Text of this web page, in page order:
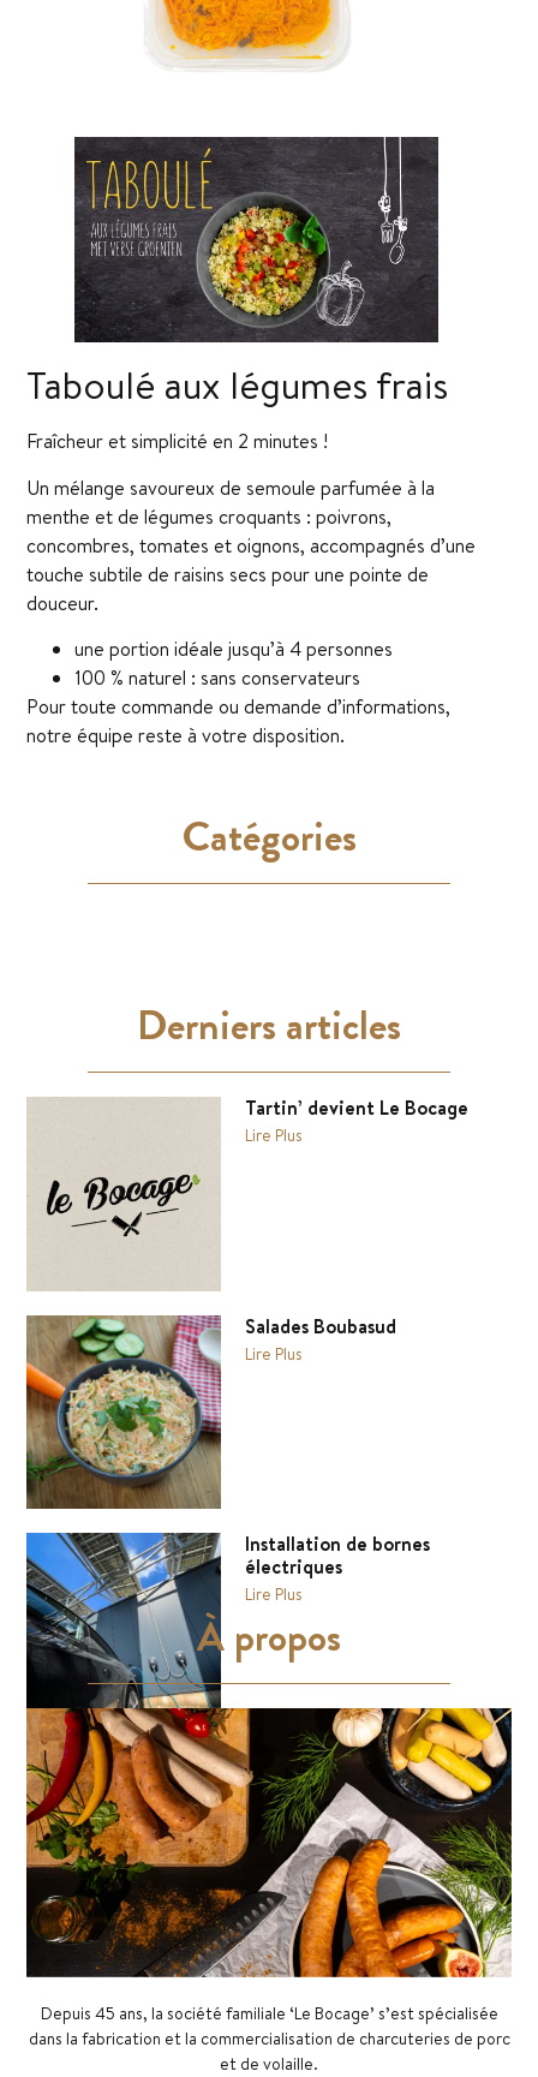
Taboulé aux légumes frais
Fraîcheur et simplicité en 2 minutes !
Un mélange savoureux de semoule parfumée à la
menthe et de légumes croquants : poivrons,
concombres, tomates et oignons, accompagnés d’une
touche subtile de raisins secs pour une pointe de
douceur.
une portion idéale jusqu’à 4 personnes
100 % naturel : sans conservateurs
Pour toute commande ou demande d’informations,
notre équipe reste à votre disposition.
Catégories
Derniers articles
Tartin’ devient Le Bocage
Lire Plus
Salades Boubasud
Lire Plus
Installation de bornes
électriques
Lire Plus
À propos
Depuis 45 ans, la société familiale ‘Le Bocage’ s’est spécialisée
dans la fabrication et la commercialisation de charcuteries de porc
et de volaille.